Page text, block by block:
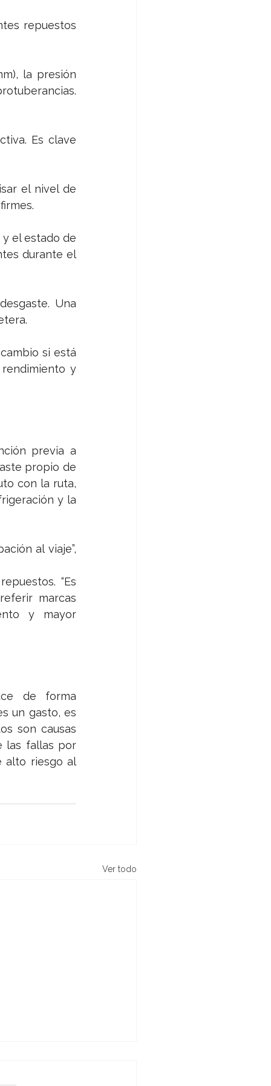
repuestos
la presión
Es clave
el nivel de
el estado de
durante el
Una
si está
y
previa a
propio de
con la ruta,
y la
al viaje”,
“Es
marcas
y mayor
de forma
un gasto, es
son causas
las fallas por
alto riesgo al
Ver todo